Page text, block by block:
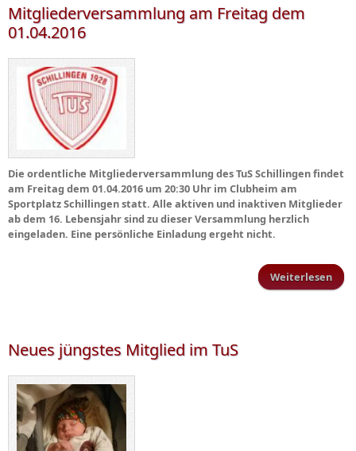
Mitgliederversammlung am Freitag dem
01.04.2016
Die ordentliche Mitgliederversammlung des TuS Schillingen findet
am Freitag dem 01.04.2016 um 20:30 Uhr im Clubheim am
Sportplatz Schillingen statt. Alle aktiven und inaktiven Mitglieder
ab dem 16. Lebensjahr sind zu dieser Versammlung herzlich
eingeladen. Eine persönliche Einladung ergeht nicht.
Weiterlesen
Neues jüngstes Mitglied im TuS